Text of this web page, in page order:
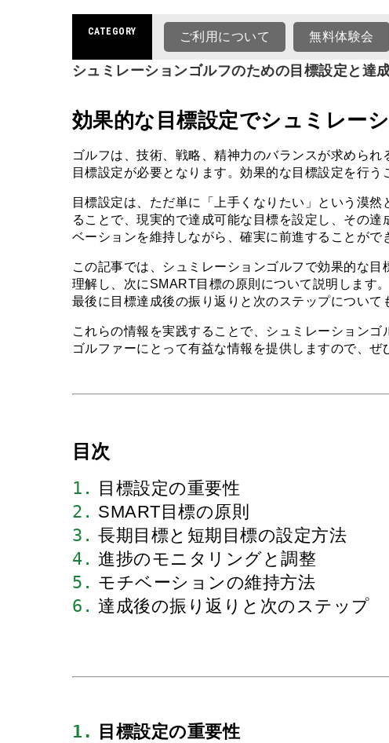
CATEGORY ご利用について 無料体験会
シュミレーションゴルフのための目標設定と達
効果的な目標設定でシュミレー
ゴルフは、技術、戦略、精神力のバランスが求めら
目標設定が必要となります。効果的な目標設定を行
目標設定は、ただ単に「上手くなりたい」という漠
ることで、現実的で達成可能な目標を設定し、その
ベーションを維持しながら、確実に前進することがで
この記事では、シュミレーションゴルフで効果的な
理解し、次にSMART目標の原則について説明します
最後に目標達成後の振り返りと次のステップについて
これらの情報を実践することで、シュミレーション
ゴルファーにとって有益な情報を提供しますので、ぜ
目次
1. 目標設定の重要性
2. SMART目標の原則
3. 長期目標と短期目標の設定方法
4. 進捗のモニタリングと調整
5. モチベーションの維持方法
6. 達成後の振り返りと次のステップ
1. 目標設定の重要性